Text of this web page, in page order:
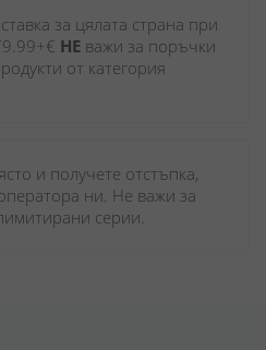
за цялата страна при
НЕ важи за поръчки
от категория
и получете отстъпка,
ни. Не важи за
серии.